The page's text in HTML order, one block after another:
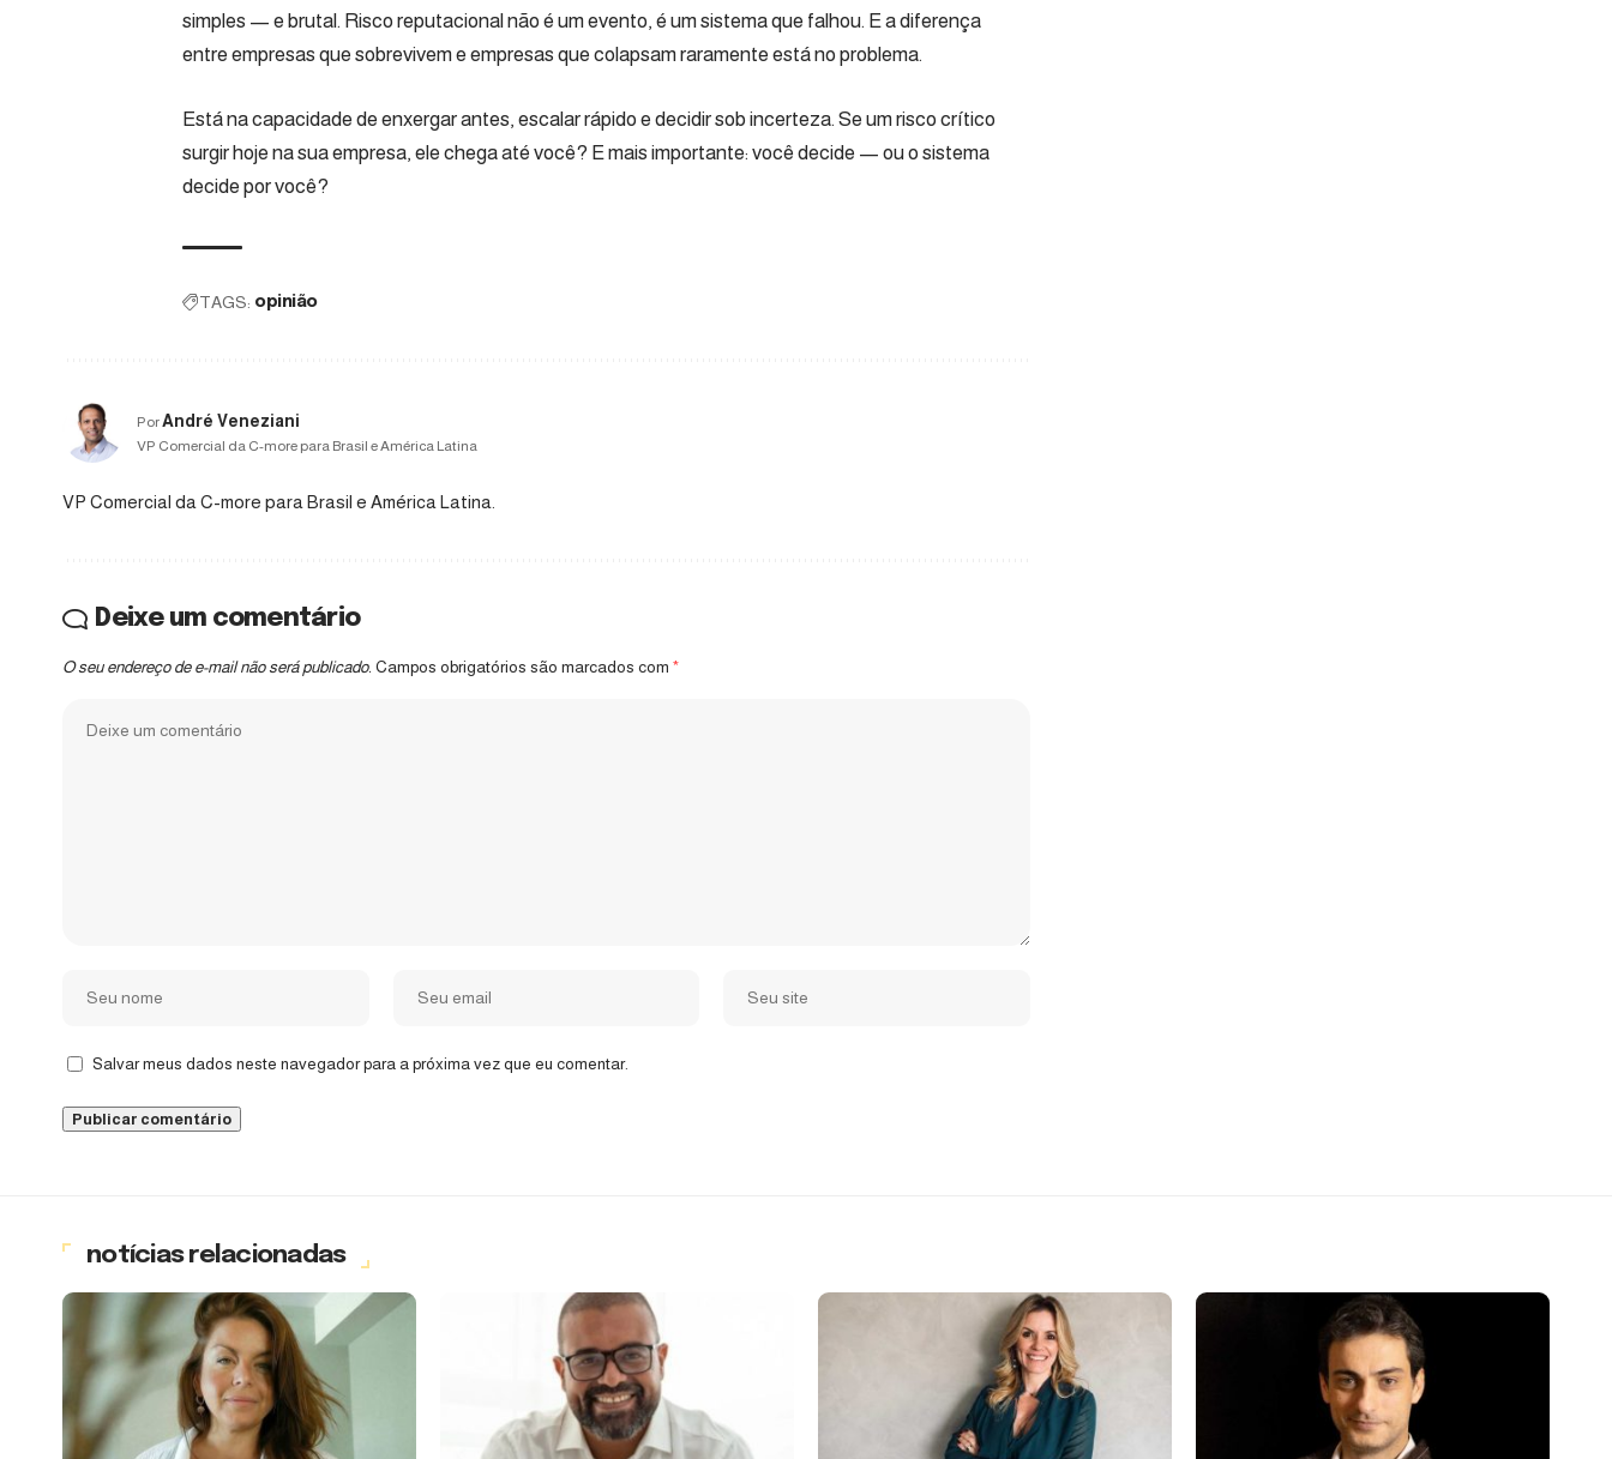
simples — e brutal. Risco reputacional não é um evento, é um sistema que falhou. E a diferença
entre empresas que sobrevivem e empresas que colapsam raramente está no problema.
Está na capacidade de enxergar antes, escalar rápido e decidir sob incerteza. Se um risco crítico
surgir hoje na sua empresa, ele chega até você? E mais importante: você decide — ou o sistema
decide por você?
TAGS: opinião
PorAndré Veneziani
VP Comercial da C-more para Brasil e América Latina
VP Comercial da C-more para Brasil e América Latina.
Deixe um comentário
O seu endereço de e-mail não será publicado. Campos obrigatórios são marcados com *
Salvar meus dados neste navegador para a próxima vez que eu comentar.
notícias relacionadas